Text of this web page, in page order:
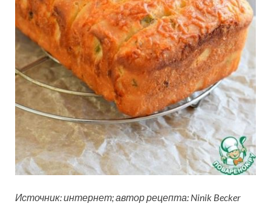
Источник: интернет; автор рецепта: Ninik Becker